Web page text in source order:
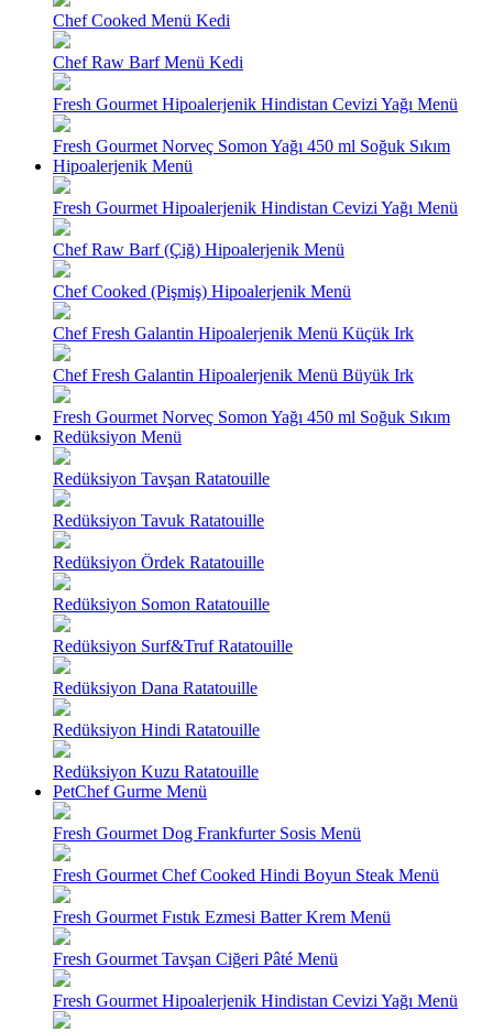
Chef Cooked Menü Kedi
Chef Raw Barf Menü Kedi
Fresh Gourmet Hipoalerjenik Hindistan Cevizi Yağı Menü
Fresh Gourmet Norveç Somon Yağı 450 ml Soğuk Sıkım
Hipoalerjenik Menü
Fresh Gourmet Hipoalerjenik Hindistan Cevizi Yağı Menü
Chef Raw Barf (Çiğ) Hipoalerjenik Menü
Chef Cooked (Pişmiş) Hipoalerjenik Menü
Chef Fresh Galantin Hipoalerjenik Menü Küçük Irk
Chef Fresh Galantin Hipoalerjenik Menü Büyük Irk
Fresh Gourmet Norveç Somon Yağı 450 ml Soğuk Sıkım
Redüksiyon Menü
Redüksiyon Tavşan Ratatouille
Redüksiyon Tavuk Ratatouille
Redüksiyon Ördek Ratatouille
Redüksiyon Somon Ratatouille
Redüksiyon Surf&Truf Ratatouille
Redüksiyon Dana Ratatouille
Redüksiyon Hindi Ratatouille
Redüksiyon Kuzu Ratatouille
PetChef Gurme Menü
Fresh Gourmet Dog Frankfurter Sosis Menü
Fresh Gourmet Chef Cooked Hindi Boyun Steak Menü
Fresh Gourmet Fıstık Ezmesi Batter Krem Menü
Fresh Gourmet Tavşan Ciğeri Pâté Menü
Fresh Gourmet Hipoalerjenik Hindistan Cevizi Yağı Menü